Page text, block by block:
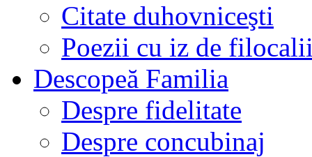
Citate duhovniceşti
Poezii cu iz de
Descopeă Familia
Despre fidelitate
Despre concubinaj